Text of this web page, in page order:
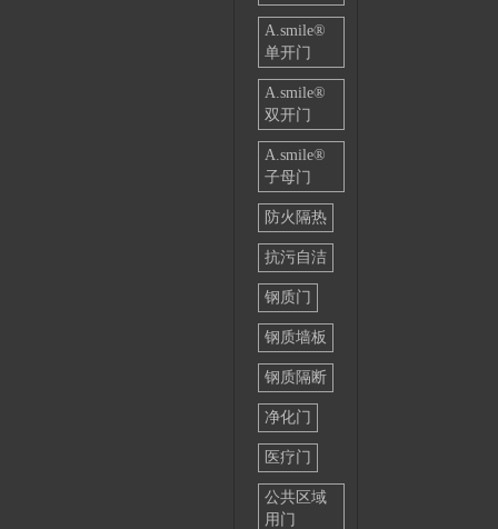
A.smile®
单开门
A.smile®
双开门
A.smile®
子母门
防火隔热
抗污自洁
钢质门
钢质墙板
钢质隔断
净化门
医疗门
公共区域
用门